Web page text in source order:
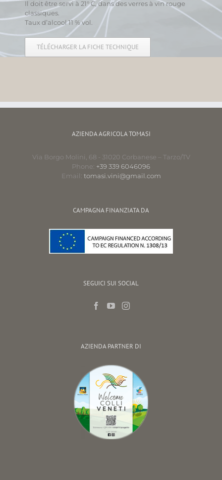
Il doit être servi à 21° C, dans des verres à vin rouge
classiques.
Taux d’alcool 11 % vol.
TÉLÉCHARGER LA FICHE TECHNIQUE
AZIENDA AGRICOLA TOMASI
Via Borgo Molini, 68 - 31020 Corbanese – Tarzo/TV
Phone: +39 339 6046096
Email: tomasi.vini@gmail.com
CAMPAGNA FINANZIATA DA
SEGUICI SUI SOCIAL
AZIENDA PARTNER DI